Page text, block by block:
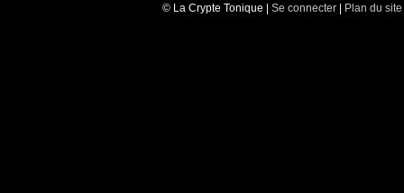
© La Crypte Tonique | Se connecter | Plan du site